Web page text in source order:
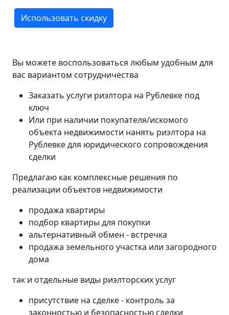
Использовать скидку
Вы можете воспользоваться любым удобным для
вас вариантом сотрудничества
Заказать услуги риэлтора на Рублевке под
ключ
Или при наличии покупателя/искомого
объекта недвижимости нанять риэлтора на
Рублевке для юридического сопровождения
сделки
Предлагаю как комплексные решения по
реализации объектов недвижимости
продажа квартиры
подбор квартиры для покупки
альтернативный обмен - встречка
продажа земельного участка или загородного
дома
так и отдельные виды риэлторских услуг
присутствие на сделке - контроль за
законностью и безопасностью сделки